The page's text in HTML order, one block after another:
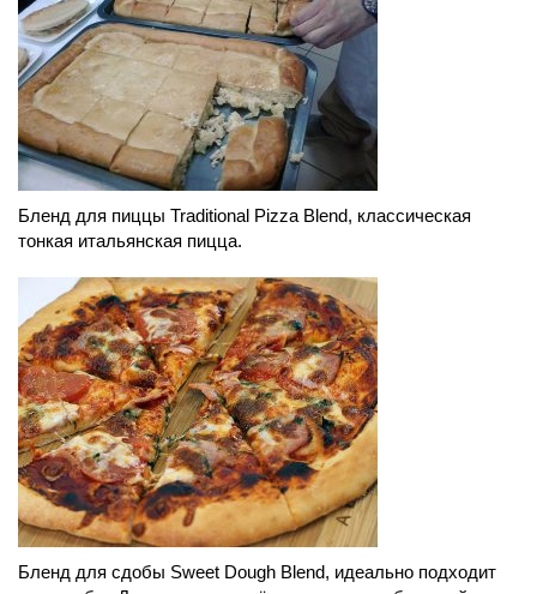
Бленд для пиццы Traditional Pizza Blend, классическая
тонкая итальянская пицца.
Бленд для сдобы Sweet Dough Blend, идеально подходит